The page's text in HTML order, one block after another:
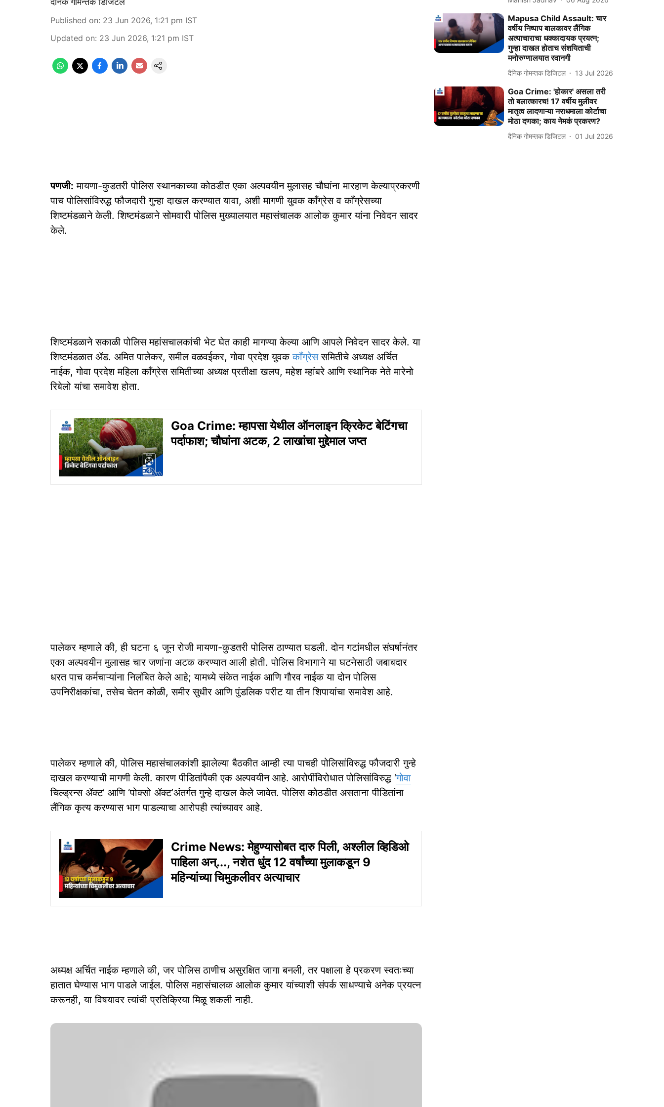
Published on: 23 Jun 2026, 1:21 pm IST
Updated on: 23 Jun 2026, 1:21 pm IST
पणजी: मायणा-कुडतरी पोलिस स्थानकाच्या कोठडीत एका अल्पवयीन मुलासह चौघांना मारहाण केल्याप्रकरणी
पाच पोलिसांविरुद्ध फौजदारी गुन्हा दाखल करण्यात यावा, अशी मागणी युवक काँग्रेस व काँग्रेसच्या
शिष्टमंडळाने केली. शिष्टमंडळाने सोमवारी पोलिस मुख्यालयात महासंचालक आलोक कुमार यांना निवेदन सादर
केले.
शिष्टमंडळाने सकाळी पोलिस महांसचालकांची भेट घेत काही मागण्या केल्या आणि आपले निवेदन सादर केले. या
शिष्टमंडळात ॲड. अमित पालेकर, समील वळवईकर, गोवा प्रदेश युवककाँग्रेससमितीचे अध्यक्ष अर्चित
नाईक, गोवा प्रदेश महिला काँग्रेस समितीच्या अध्यक्ष प्रतीक्षा खलप, महेश म्हांबरे आणि स्थानिक नेते मारेनो
रिबेलो यांचा समावेश होता.
Goa Crime: म्हापसा येथील ऑनलाइन क्रिकेट बेटिंगचा
पर्दाफाश; चौघांना अटक, 2 लाखांचा मुद्देमाल जप्त
पालेकर म्हणाले की, ही घटना ६ जून रोजी मायणा-कुडतरी पोलिस ठाण्यात घडली. दोन गटांमधील संघर्षानंतर
एका अल्पवयीन मुलासह चार जणांना अटक करण्यात आली होती. पोलिस विभागाने या घटनेसाठी जबाबदार
धरत पाच कर्मचाऱ्यांना निलंबित केले आहे; यामध्ये संकेत नाईक आणि गौरव नाईक या दोन पोलिस
उपनिरीक्षकांचा, तसेच चेतन कोळी, समीर सुधीर आणि पुंडलिक परीट या तीन शिपायांचा समावेश आहे.
पालेकर म्हणाले की, पोलिस महासंचालकांशी झालेल्या बैठकीत आम्ही त्या पाचही पोलिसांविरुद्ध फौजदारी गुन्हे
दाखल करण्याची मागणी केली. कारण पीडितांपैकी एक अल्पवयीन आहे. आरोपींविरोधात पोलिसांविरुद्ध ‘गोवा
चिल्ड्रन्स ॲक्ट’ आणि ‘पोक्सो ॲक्ट’अंतर्गत गुन्हे दाखल केले जावेत. पोलिस कोठडीत असताना पीडितांना
लैंगिक कृत्य करण्यास भाग पाडल्याचा आरोपही त्यांच्यावर आहे.
Crime News: मेहुण्यासोबत दारु पिली, अश्लील व्हिडिओ
पाहिला अन्..., नशेत धुंद 12 वर्षांच्या मुलाकडून 9
महिन्यांच्या चिमुकलीवर अत्याचार
अध्यक्ष अर्चित नाईक म्हणाले की, जर पोलिस ठाणीच असुरक्षित जागा बनली, तर पक्षाला हे प्रकरण स्वतःच्या
हातात घेण्यास भाग पाडले जाईल. पोलिस महासंचालक आलोक कुमार यांच्याशी संपर्क साधण्याचे अनेक प्रयत्न
करूनही, या विषयावर त्यांची प्रतिक्रिया मिळू शकली नाही.
Mapusa Child Assault: चार
वर्षीय निष्पाप बालकावर लैंगिक
अत्याचाराचा धक्कादायक प्रयत्न;
गुन्हा दाखल होताच संशयिताची
मनोरुग्णालयात रवानगी
दैनिक गोमन्तक डिजिटल 13 Jul 2026
Goa Crime: 'होकार' असला तरी
तो बलात्कारच! 17 वर्षीय मुलीवर
मातृत्व लादणाऱ्या नराधमाला कोर्टाचा
मोठा दणका; काय नेमकं प्रकरण?
दैनिक गोमन्तक डिजिटल 01 Jul 2026